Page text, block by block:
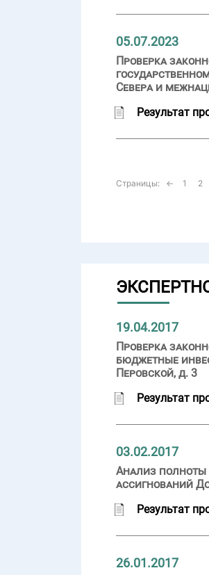
05.07.2023
Проверка
Севера и
Результат
Страницы: ← 1 2
19.04.2017
Проверка
бюджетные
Перовской, д. 3
Результат
03.02.2017
Анализ полноты
ассигнований
Результат
26.01.2017